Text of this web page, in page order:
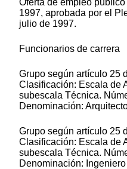
1997, aprobada por el
julio de 1997.
Funcionarios de carrera
Grupo según artículo 25
Clasificación: Escala de
subescala Técnica.
Denominación:
Grupo según artículo 25
Clasificación: Escala de
subescala Técnica.
Denominación: